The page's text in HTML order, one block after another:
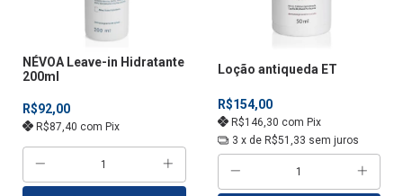
NÉVOA Leave-in Hidratante
200ml
R$92,00
R$87,40 com Pix
Loção antiqueda ET
R$154,00
R$146,30 com Pix
3 x de R$51,33 sem juros